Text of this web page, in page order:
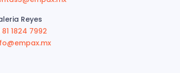
Reyes
81 1824 7992